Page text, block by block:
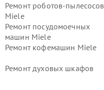
Ремонт роботов-пылесосов
Miele
Ремонт посудомоечных
машин Miele
Ремонт кофемашин Miele
Ремонт духовых шкафов